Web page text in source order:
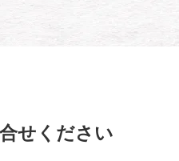
せください